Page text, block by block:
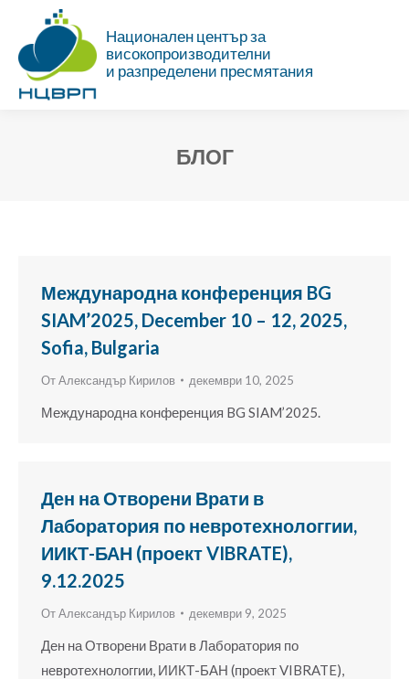
Национален център за
високопроизводителни
и разпределени пресмятания
БЛОГ
Международна конференция BG
SIAM’2025, December 10 – 12, 2025,
Sofia, Bulgaria
ОтАлександър Кирилов декември 10, 2025
Международна конференция BG SIAM’2025.
Ден на Отворени Врати в
Лаборатория по невротехнологгии,
ИИКТ-БАН (проект VIBRATE),
9.12.2025
ОтАлександър Кирилов декември 9, 2025
Ден на Отворени Врати в Лаборатория по
невротехнологгии, ИИКТ-БАН (проект VIBRATE),